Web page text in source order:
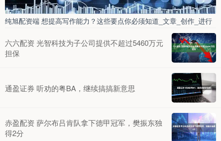
纯旭配资端 想提高写作能力？这些要点你必须知道_文章_创作_进行
六六配资 光智科技为子公司提供不超过5460万元
担保
通盈证券 听劝的粤BA，继续搞搞新意思
赤盈配资 萨尔布吕肯队拿下德甲冠军，樊振东独
得2分